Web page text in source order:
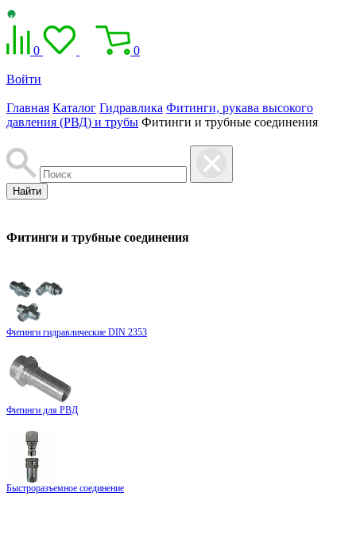
0 0
Войти
Главная Каталог Гидравлика Фитинги, рукава высокого
давления (РВД) и трубы Фитинги и трубные соединения
Найти
Фитинги и трубные соединения
Фитинги гидравлические DIN 2353
Фитинги для РВД
Быстроразъемное соединение